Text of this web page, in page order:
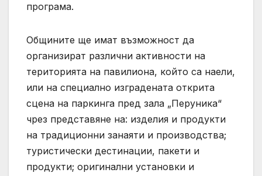
програма.
Общините ще имат възможност да
организират различни активности на
територията на павилиона, който са наели,
или на специално изградената открита
сцена на паркинга пред зала „Перуника“
чрез представяне на: изделия и продукти
на традиционни занаяти и производства;
туристически дестинации, пакети и
продукти; оригинални установки и